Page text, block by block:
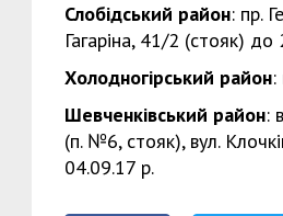
Слобідський район: пр.
Гагаріна, 41/2 (стояк)
Холодногірський район
Шевченківський район:
(п. №6, стояк), вул.
04.09.17 р.